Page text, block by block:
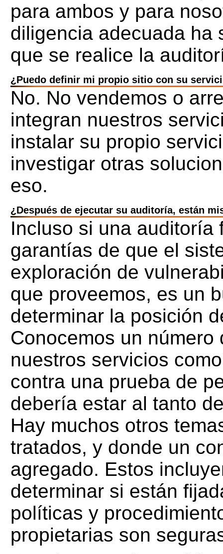
para ambos y para
diligencia adecuada ha
que se realice la
¿Puedo definir mi propio sitio con su
No. No vendemos o
integran nuestros
instalar su propio
investigar otras
eso.
¿Después de ejecutar su auditoría, están
Incluso si una auditoría
garantías de que el
exploración de
que proveemos, es un
determinar la posición
Conocemos un
nuestros servicios
contra una prueba de
debería estar al tanto
Hay muchos otros
tratados, y donde un
agregado. Estos
determinar si están
políticas y
propietarias son